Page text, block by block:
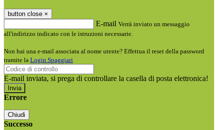
button close ×
E-mail Verrà inviato un messaggio
all'indirizzo indicato con le istruzioni necessarie.
Non hai una e-mail associata al nome utente? Effettua il reset della password
tramite la Login Spaggiari
E-mail inviata, si prega di controllare la casella di posta elettronica!
Errore
Chiudi
Successo